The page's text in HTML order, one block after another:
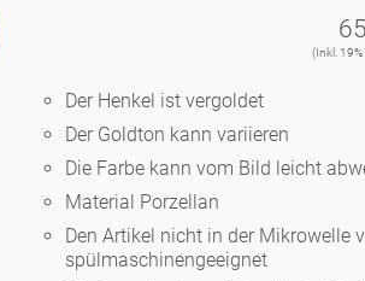
(Inkl.
Der Henkel ist vergoldet
Der Goldton kann variieren
Die Farbe kann vom Bild leicht
Material Porzellan
Den Artikel nicht in der Mikrowelle
spülmaschinengeeignet